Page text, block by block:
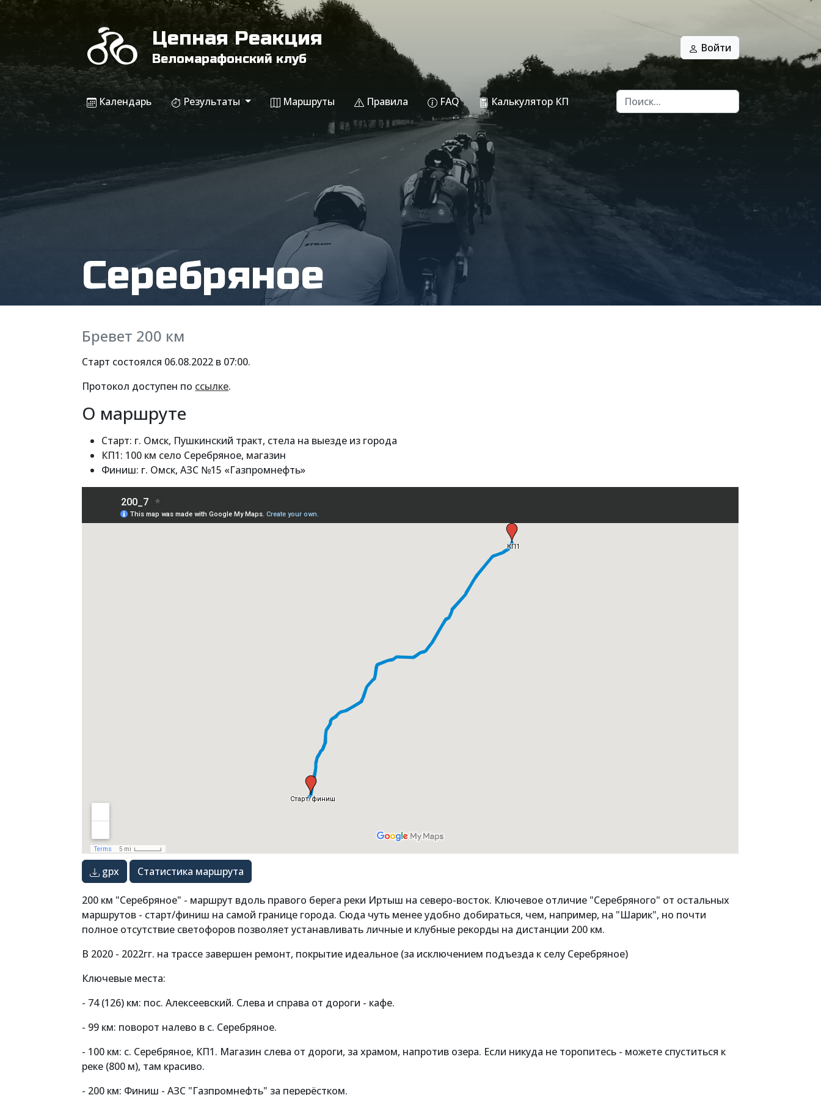
Цепная Реакция
Веломарафонский клуб
Войти
Календарь Результаты Маршруты Правила FAQ Калькулятор КП
Серебряное
Бревет 200 км
Старт состоялся 06.08.2022 в 07:00.
Протокол доступен по ссылке.
О маршруте
Старт: г. Омск, Пушкинский тракт, стела на выезде из города
КП1: 100 км село Серебряное, магазин
Финиш: г. Омск, АЗС №15 «Газпромнефть»
gpx Статистика маршрута
200 км "Серебряное" - маршрут вдоль правого берега реки Иртыш на северо-восток. Ключевое отличие "Серебряного" от остальных
маршрутов - старт/финиш на самой границе города. Сюда чуть менее удобно добираться, чем, например, на "Шарик", но почти
полное отсутствие светофоров позволяет устанавливать личные и клубные рекорды на дистанции 200 км.
В 2020 - 2022гг. на трассе завершен ремонт, покрытие идеальное (за исключением подъезда к селу Серебряное)
Ключевые места:
- 74 (126) км: пос. Алексеевский. Слева и справа от дороги - кафе.
- 99 км: поворот налево в с. Серебряное.
- 100 км: с. Серебряное, КП1. Магазин слева от дороги, за храмом, напротив озера. Если никуда не торопитесь - можете спуститься к
реке (800 м), там красиво.
- 200 км: Финиш - АЗС "Газпромнефть" за перерёстком.